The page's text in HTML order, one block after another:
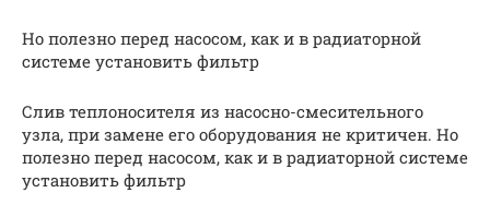
Но полезно перед насосом, как и в радиаторной
системе установить фильтр
Слив теплоносителя из насосно-смесительного
узла, при замене его оборудования не критичен. Но
полезно перед насосом, как и в радиаторной системе
установить фильтр